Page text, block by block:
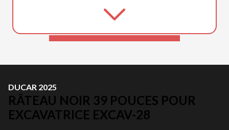
DUCAR 2025
RÂTEAU NOIR 39 POUCES POUR
EXCAVATRICE EXCAV-28